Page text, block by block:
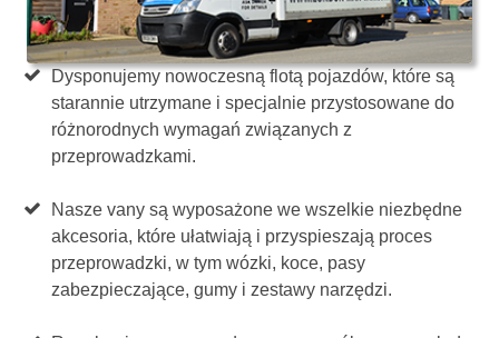
Dysponujemy nowoczesną flotą pojazdów, które są
starannie utrzymane i specjalnie przystosowane do
różnorodnych wymagań związanych z
przeprowadzkami.
Nasze vany są wyposażone we wszelkie niezbędne
akcesoria, które ułatwiają i przyspieszają proces
przeprowadzki, w tym wózki, koce, pasy
zabezpieczające, gumy i zestawy narzędzi.